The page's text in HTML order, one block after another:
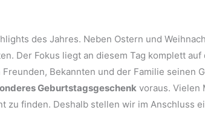
des Jahres. Neben Ostern und
Der Fokus liegt an diesem Tag komplett auf
Bekannten und der Familie seinen
Geburtstagsgeschenk voraus. Vielen
zu finden. Deshalb stellen wir im Anschluss